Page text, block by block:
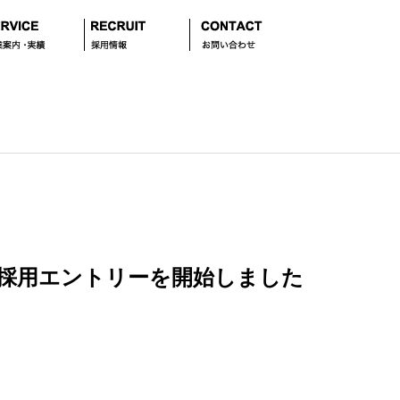
用エントリーを開始しました